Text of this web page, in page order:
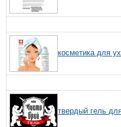
косметика для
твердый гель